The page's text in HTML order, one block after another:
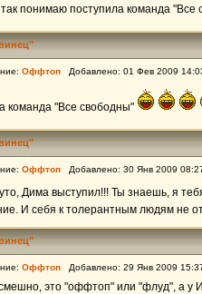
так понимаю поступила команда
Оффтоп Добавлено: 01 Фев 2009
команда "Все свободны"
Оффтоп Добавлено: 30 Янв 2009
Дима выступил!!! Ты знаешь, я
И себя к толерантным людям не
Оффтоп Добавлено: 29 Янв 2009
это "оффтоп" или "флуд", а у